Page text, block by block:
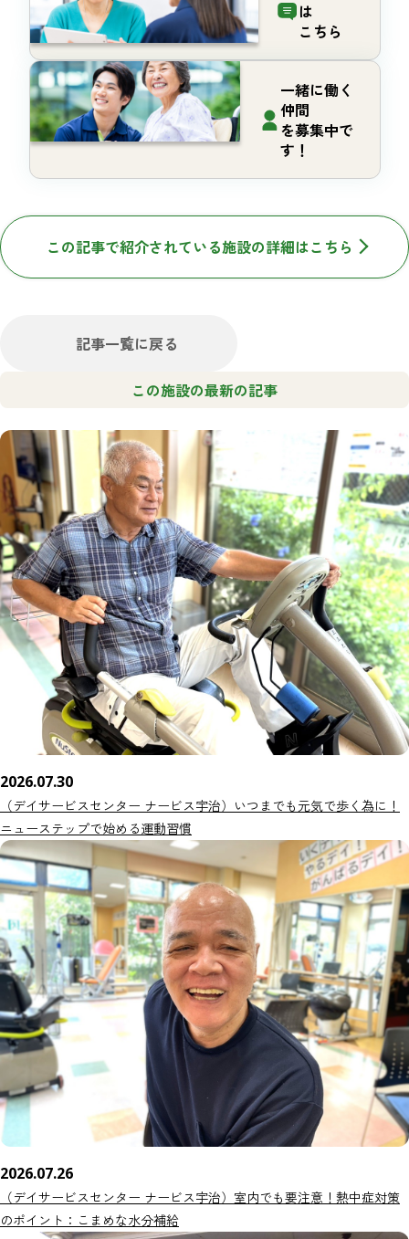
は
こちら
一緒に働く
仲間
を募集中で
す！
この記事で紹介されている施設の詳細はこちら
記事一覧に戻る
この施設の最新の記事
2026.07.30
（デイサービスセンター ナービス宇治）いつまでも元気で歩く為に！
ニューステップで始める運動習慣
2026.07.26
（デイサービスセンター ナービス宇治）室内でも要注意！熱中症対策
のポイント：こまめな水分補給